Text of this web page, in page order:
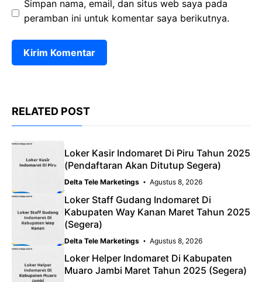
Simpan nama, email, dan situs web saya pada
peramban ini untuk komentar saya berikutnya.
RELATED POST
Loker Kasir Indomaret Di Piru Tahun 2025
(Pendaftaran Akan Ditutup Segera)
Delta Tele Marketings Agustus 8, 2026
Loker Staff Gudang Indomaret Di
Kabupaten Way Kanan Maret Tahun 2025
(Segera)
Delta Tele Marketings Agustus 8, 2026
Loker Helper Indomaret Di Kabupaten
Muaro Jambi Maret Tahun 2025 (Segera)